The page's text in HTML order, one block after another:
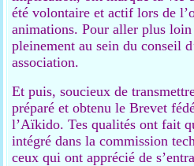
été volontaire et actif lors de
animations. Pour aller plus
pleinement au sein du conseil
association.
Et puis, soucieux de
préparé et obtenu le Brevet
l’Aïkido. Tes qualités ont fait
intégré dans la commission
ceux qui ont apprécié de